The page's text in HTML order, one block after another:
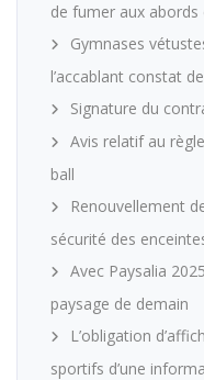
de fumer aux
Gymnases
l’accablant constat
Signature du
Avis relatif au
ball
Renouvellement
sécurité des
Avec Paysalia
paysage de demain
L’obligation
sportifs d’une